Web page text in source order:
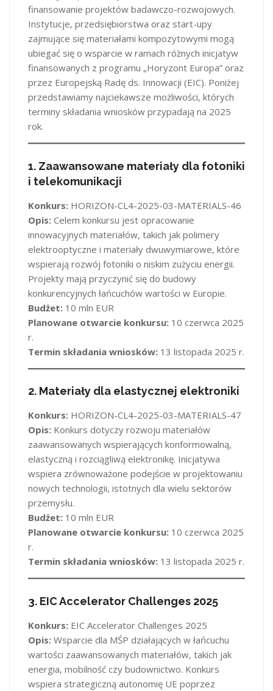
finansowanie projektów badawczo-rozwojowych.
Instytucje, przedsiębiorstwa oraz start-upy
zajmujące się materiałami kompozytowymi mogą
ubiegać się o wsparcie w ramach różnych inicjatyw
finansowanych z programu „Horyzont Europa” oraz
przez Europejską Radę ds. Innowacji (EIC). Poniżej
przedstawiamy najciekawsze możliwości, których
terminy składania wniosków przypadają na 2025
rok.
1. Zaawansowane materiały dla fotoniki
i telekomunikacji
Konkurs: HORIZON-CL4-2025-03-MATERIALS-46
Opis: Celem konkursu jest opracowanie
innowacyjnych materiałów, takich jak polimery
elektrooptyczne i materiały dwuwymiarowe, które
wspierają rozwój fotoniki o niskim zużyciu energii.
Projekty mają przyczynić się do budowy
konkurencyjnych łańcuchów wartości w Europie.
Budżet: 10 mln EUR
Planowane otwarcie konkursu: 10 czerwca 2025
r.
Termin składania wniosków: 13 listopada 2025 r.
2. Materiały dla elastycznej elektroniki
Konkurs: HORIZON-CL4-2025-03-MATERIALS-47
Opis: Konkurs dotyczy rozwoju materiałów
zaawansowanych wspierających konformowalną,
elastyczną i rozciągliwą elektronikę. Inicjatywa
wspiera zrównoważone podejście w projektowaniu
nowych technologii, istotnych dla wielu sektorów
przemysłu.
Budżet: 10 mln EUR
Planowane otwarcie konkursu: 10 czerwca 2025
r.
Termin składania wniosków: 13 listopada 2025 r.
3. EIC Accelerator Challenges 2025
Konkurs: EIC Accelerator Challenges 2025
Opis: Wsparcie dla MŚP działających w łańcuchu
wartości zaawansowanych materiałów, takich jak
energia, mobilność czy budownictwo. Konkurs
wspiera strategiczną autonomię UE poprzez